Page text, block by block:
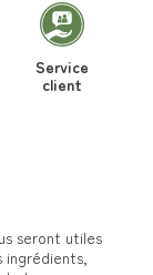
Service
client
seront utiles